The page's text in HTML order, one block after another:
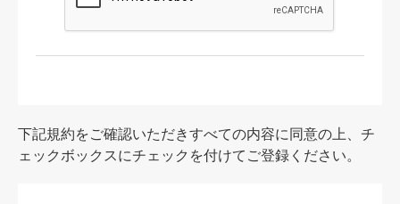
下記規約をご確認いただきすべての内容に同意の上、チ
ェックボックスにチェックを付けてご登録ください。